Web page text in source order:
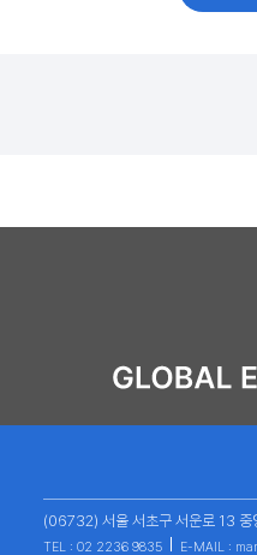
(06732) 서울 서초구 서운로 13
TEL : 02 2236 9835 E-MAIL :